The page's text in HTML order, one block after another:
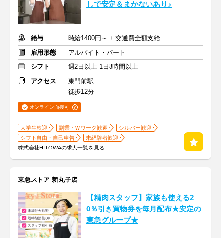
しで安定＆まかないあり♪
給与
時給1400円～ + 交通費全額支給
雇用形態
アルバイト・パート
シフト
週2日以上 1日8時間以上
アクセス
東門前駅
徒歩12分
オンライン面接可
大学生歓迎 副業・Ｗワーク歓迎
シルバー歓迎
シフト自由・自己申告
未経験者歓迎
株式会社HITOWAの求人一覧を見る
東急ストア 新丸子店
【精肉スタッフ】家族も使える2
0％引き買物券を毎月配布★安定の
東急グループ★